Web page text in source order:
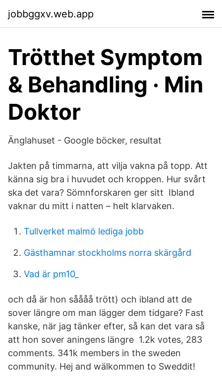
jobbggxv.web.app
Trötthet Symptom
& Behandling · Min
Doktor
Änglahuset - Google böcker, resultat
Jakten på timmarna, att vilja vakna på topp. Att
känna sig bra i huvudet och kroppen. Hur svårt
ska det vara? Sömnforskaren ger sitt Ibland
vaknar du mitt i natten – helt klarvaken.
Tullverket malmö lediga jobb
Gästhamnar stockholms norra skärgård
Vad är pm10_
och då är hon såååå trött) och ibland att de
sover längre om man lägger dem tidgare? Fast
kanske, när jag tänker efter, så kan det vara så
att hon sover aningens längre 1.2k votes, 283
comments. 341k members in the sweden
community. Hej and wälkommen to Sweddit!